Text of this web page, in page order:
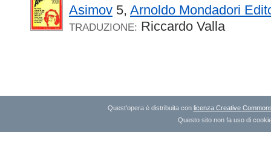
Asimov 5, Arnoldo Mondadori
TRADUZIONE: Riccardo Valla
Quest'opera è distribuita con licenza Creative
Questo sito non fa uso di